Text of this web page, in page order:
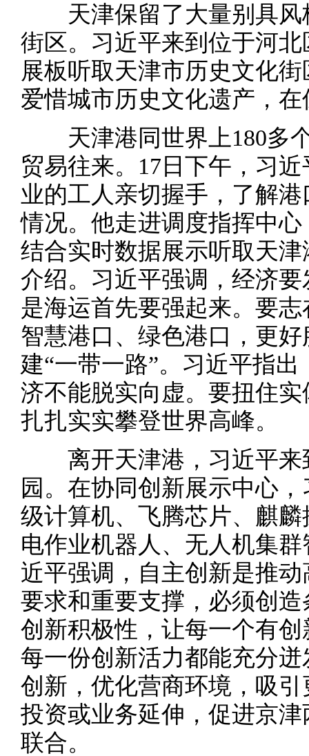
天津保留了大量别具风
街区。习近平来到位于河
展板听取天津市历史文化
爱惜城市历史文化遗产，
天津港同世界上180多个
贸易往来。17日下午，习
业的工人亲切握手，了解
情况。他走进调度指挥中
结合实时数据展示听取天
介绍。习近平强调，经济
是海运首先要强起来。要
智慧港口、绿色港口，更
建“一带一路”。习近平指
济不能脱实向虚。要扭住
扎扎实实攀登世界高峰。
离开天津港，习近平来
园。在协同创新展示中心
级计算机、飞腾芯片、麒
电作业机器人、无人机集
近平强调，自主创新是推
要求和重要支撑，必须创
创新积极性，让每一个有
每一份创新活力都能充分
创新，优化营商环境，吸
投资或业务延伸，促进京
联合。